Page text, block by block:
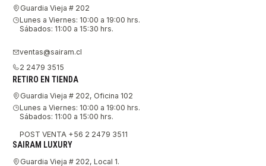
Guardia Vieja # 202
Lunes a Viernes: 10:00 a 19:00 hrs.
Sábados: 11:00 a 15:30 hrs.
ventas@sairam.cl
2 2479 3515
RETIRO EN TIENDA
Guardia Vieja # 202, Oficina 102
Lunes a Viernes: 10:00 a 19:00 hrs.
Sábados: 11:00 a 15:00 hrs.
POST VENTA +56 2 2479 3511
SAIRAM LUXURY
Guardia Vieja # 202, Local 1.